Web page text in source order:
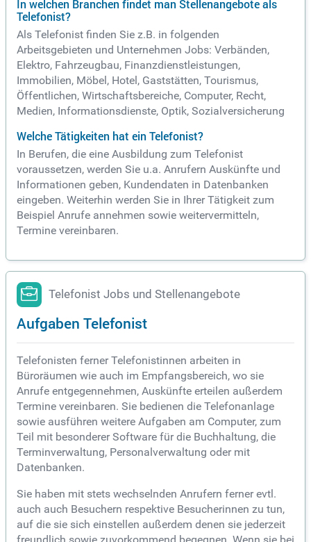
In welchen Branchen findet man Stellenangebote als
Telefonist?
Als Telefonist finden Sie z.B. in folgenden
Arbeitsgebieten und Unternehmen Jobs: Verbänden,
Elektro, Fahrzeugbau, Finanzdienstleistungen,
Immobilien, Möbel, Hotel, Gaststätten, Tourismus,
Öffentlichen, Wirtschaftsbereiche, Computer, Recht,
Medien, Informationsdienste, Optik, Sozialversicherung
Welche Tätigkeiten hat ein Telefonist?
In Berufen, die eine Ausbildung zum Telefonist
voraussetzen, werden Sie u.a. Anrufern Auskünfte und
Informationen geben, Kundendaten in Datenbanken
eingeben. Weiterhin werden Sie in Ihrer Tätigkeit zum
Beispiel Anrufe annehmen sowie weitervermitteln,
Termine vereinbaren.
Telefonist Jobs und Stellenangebote
Aufgaben Telefonist
Telefonisten ferner Telefonistinnen arbeiten in
Büroräumen wie auch im Empfangsbereich, wo sie
Anrufe entgegennehmen, Auskünfte erteilen außerdem
Termine vereinbaren. Sie bedienen die Telefonanlage
sowie ausführen weitere Aufgaben am Computer, zum
Teil mit besonderer Software für die Buchhaltung, die
Terminverwaltung, Personalverwaltung oder mit
Datenbanken.
Sie haben mit stets wechselnden Anrufern ferner evtl.
auch auch Besuchern respektive Besucherinnen zu tun,
auf die sie sich einstellen außerdem denen sie jederzeit